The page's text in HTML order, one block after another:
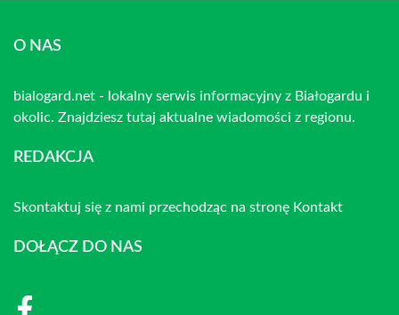
O NAS
bialogard.net - lokalny serwis informacyjny z Białogardu i
okolic. Znajdziesz tutaj aktualne wiadomości z regionu.
REDAKCJA
Skontaktuj się z nami przechodząc na stronę Kontakt
DOŁĄCZ DO NAS